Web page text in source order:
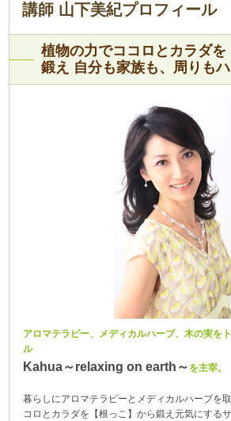
講師 山下美紀プロフィール
植物の力でココロとカラダを
鍛え 自分も家族も、周りも
アロマテラピー、メディカルハーブ、木の実を
ル
Kahua～relaxing on earth～ を主宰。
暮らしにアロマテラピーとメディカルハーブを
コロとカラダを【根っこ】から鍛え元気にする